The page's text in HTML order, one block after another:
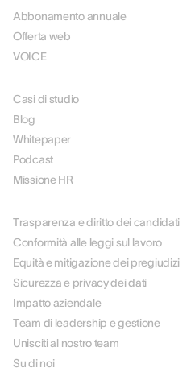
Abbonamento annuale
Offerta web
VOICE
Casi di studio
Blog
Whitepaper
Podcast
Missione HR
Trasparenza e diritto dei candidati
Conformità alle leggi sul lavoro
Equità e mitigazione dei pregiudizi
Sicurezza e privacy dei dati
Impatto aziendale
Team di leadership e gestione
Unisciti al nostro team
Su di noi